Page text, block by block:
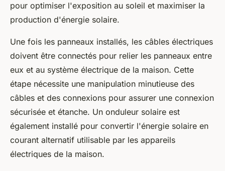
pour optimiser l'exposition au soleil et maximiser la
production d'énergie solaire.
Une fois les panneaux installés, les câbles électriques
doivent être connectés pour relier les panneaux entre
eux et au système électrique de la maison. Cette
étape nécessite une manipulation minutieuse des
câbles et des connexions pour assurer une connexion
sécurisée et étanche. Un onduleur solaire est
également installé pour convertir l'énergie solaire en
courant alternatif utilisable par les appareils
électriques de la maison.